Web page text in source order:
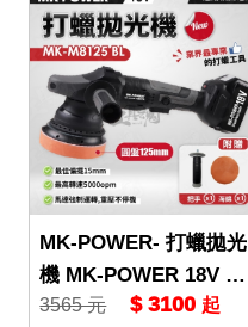
MK-POWER- 打蠟拋光
機 MK-POWER 18V M
K-M8125BL 拋光機 打
3565 元 $ 3100 起